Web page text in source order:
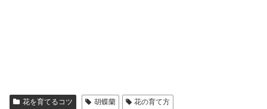
花を育てるコツ 胡蝶蘭 花の育て方